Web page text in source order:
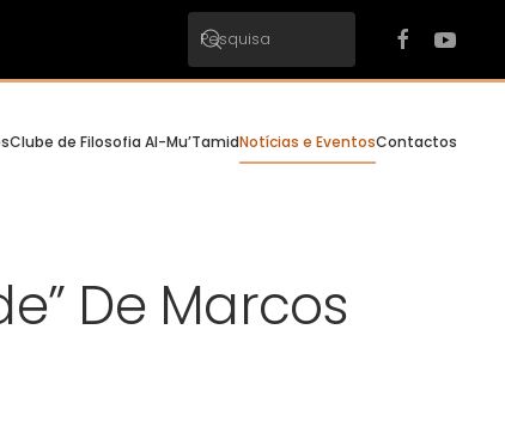
Clube de Filosofia Al-Mu’TamidNotícias e EventosContactos
De Marcos